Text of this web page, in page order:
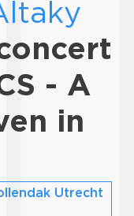
- A
in
Utrecht